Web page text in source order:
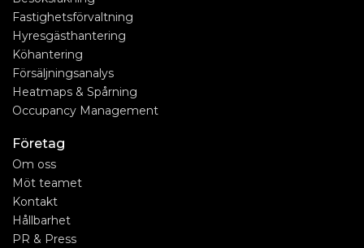
Fastighetsförvaltning
Hyresgästhantering
Köhantering
Försäljningsanalys
Heatmaps & Spårning
Occupancy Management
Företag
Om oss
Möt teamet
Kontakt
Hållbarhet
PR & Press